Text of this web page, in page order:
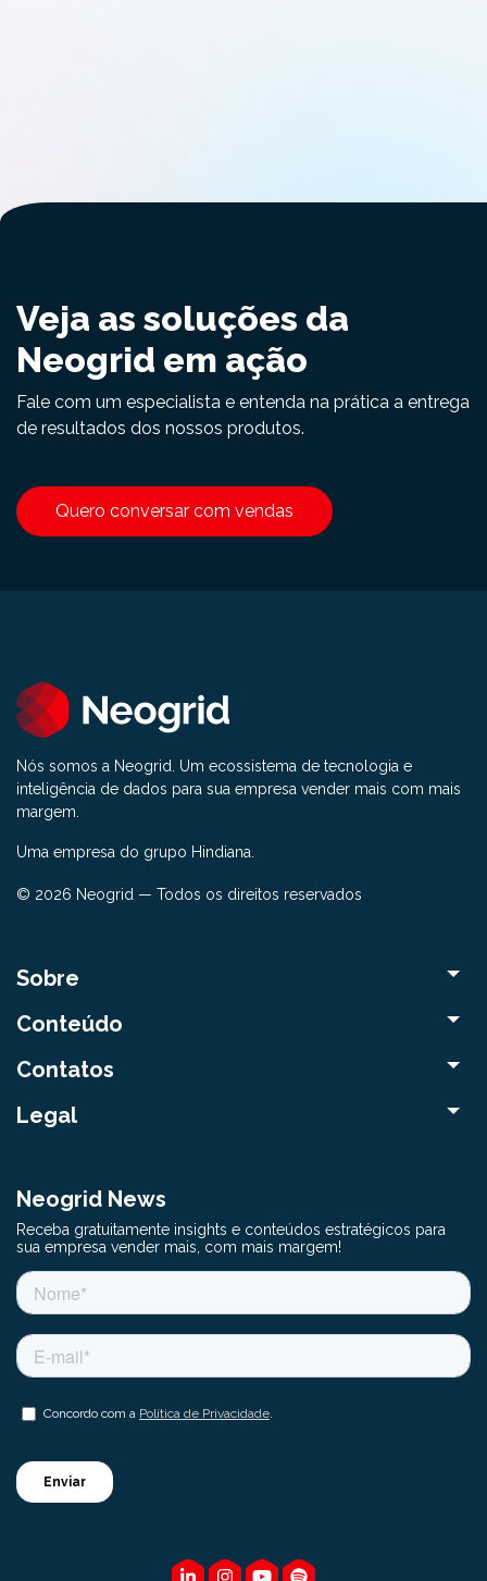
Veja as soluções da
Neogrid em ação
Fale com um especialista e entenda na prática a entrega
de resultados dos nossos produtos.
Quero conversar com vendas
Nós somos a Neogrid. Um ecossistema de tecnologia e
inteligência de dados para sua empresa vender mais com mais
margem.
Uma empresa do grupo Hindiana.
© 2026 Neogrid — Todos os direitos reservados
Sobre
Conteúdo
Contatos
Legal
Neogrid News